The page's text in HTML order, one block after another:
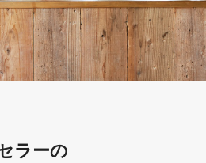
ラーの